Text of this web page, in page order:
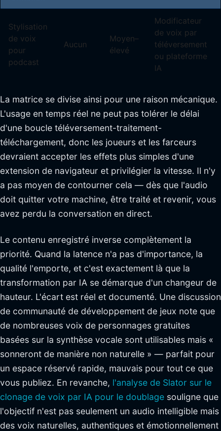
Stylisation
de voix
pour
podcast
Aucun
Moyen–
élevé
Modificateur
de voix par
téléversement
ou plateforme
IA
La matrice se divise ainsi pour une raison mécanique.
L'usage en temps réel ne peut pas tolérer le délai
d'une boucle téléversement-traitement-
téléchargement, donc les joueurs et les farceurs
devraient accepter les effets plus simples d'une
extension de navigateur et privilégier la vitesse. Il n'y
a pas moyen de contourner cela — dès que l'audio
doit quitter votre machine, être traité et revenir, vous
avez perdu la conversation en direct.
Le contenu enregistré inverse complètement la
priorité. Quand la latence n'a pas d'importance, la
qualité l'emporte, et c'est exactement là que la
transformation par IA se démarque d'un changeur de
hauteur. L'écart est réel et documenté. Une discussion
de communauté de développement de jeux note que
de nombreuses voix de personnages gratuites
basées sur la synthèse vocale sont utilisables mais «
sonneront de manière non naturelle » — parfait pour
un espace réservé rapide, mauvais pour tout ce que
vous publiez. En revanche, l'analyse de Slator sur le
clonage de voix par IA pour le doublage souligne que
l'objectif n'est pas seulement un audio intelligible mais
des voix naturelles, authentiques et émotionnellement